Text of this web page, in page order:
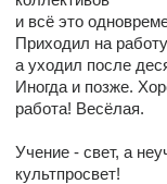
и всё это
Приходил на
а уходил после
Иногда и позже.
работа! Весёлая.
Учение - свет, а
культпросвет!